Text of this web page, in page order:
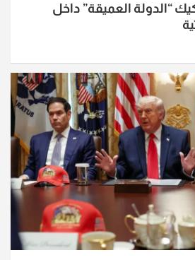
“الدولة العميقة” داخل